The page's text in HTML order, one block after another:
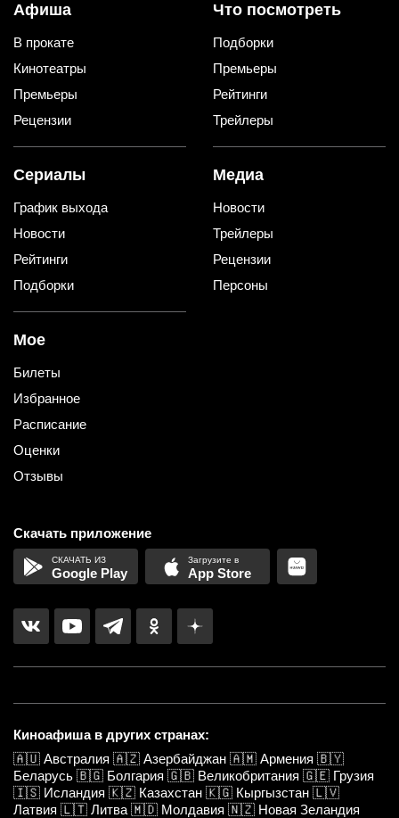
Афиша
В прокате
Кинотеатры
Премьеры
Рецензии
Что посмотреть
Подборки
Премьеры
Рейтинги
Трейлеры
Сериалы
График выхода
Новости
Рейтинги
Подборки
Медиа
Новости
Трейлеры
Рецензии
Персоны
Мое
Билеты
Избранное
Расписание
Оценки
Отзывы
Скачать приложение
Google Play App Store
Киноафиша в других странах:
🇦🇺 Австралия 🇦🇿 Азербайджан 🇦🇲 Армения 🇧🇾
Беларусь 🇧🇬 Болгария 🇬🇧 Великобритания 🇬🇪 Грузия
🇮🇸 Исландия 🇰🇿 Казахстан 🇰🇬 Кыргызстан 🇱🇻
Латвия 🇱🇹 Литва 🇲🇩 Молдавия 🇳🇿 Новая Зеландия